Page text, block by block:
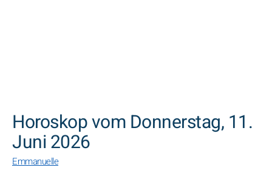
Horoskop vom Donnerstag, 11.
Juni 2026
Emmanuelle